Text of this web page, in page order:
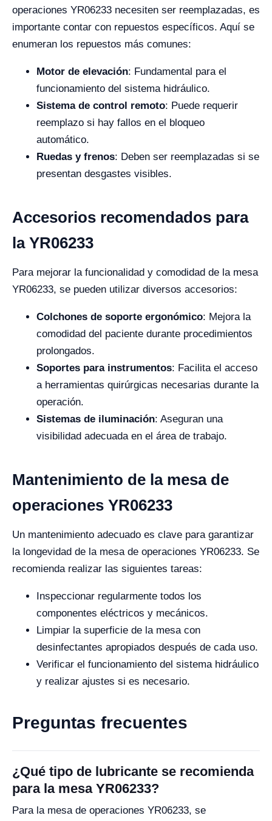
operaciones YR06233 necesiten ser reemplazadas, es
importante contar con repuestos específicos. Aquí se
enumeran los repuestos más comunes:
Motor de elevación: Fundamental para el
funcionamiento del sistema hidráulico.
Sistema de control remoto: Puede requerir
reemplazo si hay fallos en el bloqueo
automático.
Ruedas y frenos: Deben ser reemplazadas si se
presentan desgastes visibles.
Accesorios recomendados para
la YR06233
Para mejorar la funcionalidad y comodidad de la mesa
YR06233, se pueden utilizar diversos accesorios:
Colchones de soporte ergonómico: Mejora la
comodidad del paciente durante procedimientos
prolongados.
Soportes para instrumentos: Facilita el acceso
a herramientas quirúrgicas necesarias durante la
operación.
Sistemas de iluminación: Aseguran una
visibilidad adecuada en el área de trabajo.
Mantenimiento de la mesa de
operaciones YR06233
Un mantenimiento adecuado es clave para garantizar
la longevidad de la mesa de operaciones YR06233. Se
recomienda realizar las siguientes tareas:
Inspeccionar regularmente todos los
componentes eléctricos y mecánicos.
Limpiar la superficie de la mesa con
desinfectantes apropiados después de cada uso.
Verificar el funcionamiento del sistema hidráulico
y realizar ajustes si es necesario.
Preguntas frecuentes
¿Qué tipo de lubricante se recomienda
para la mesa YR06233?
Para la mesa de operaciones YR06233, se